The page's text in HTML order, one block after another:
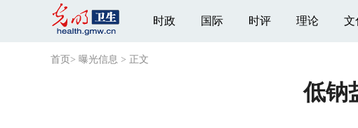
时政 国际 时评 理论 文
首页 > 曝光信息 > 正文
低钠